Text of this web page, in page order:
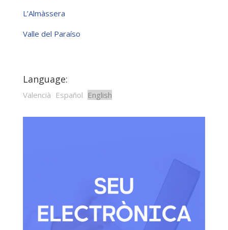
L’Almàssera
Valle del Paraíso
Language:
Valencià Español English